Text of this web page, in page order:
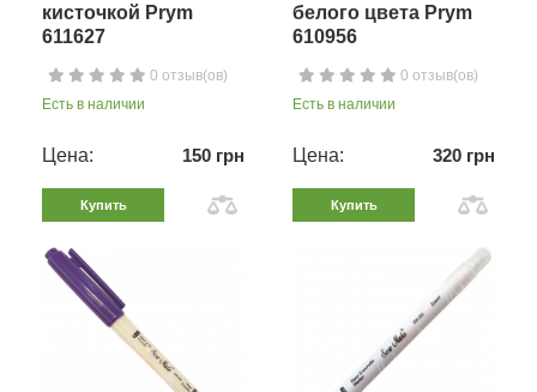
кисточкой Prym
611627
0 отзыв(ов)
Есть в наличии
Цена: 150 грн
Купить
белого цвета Prym
610956
0 отзыв(ов)
Есть в наличии
Цена: 320 грн
Купить